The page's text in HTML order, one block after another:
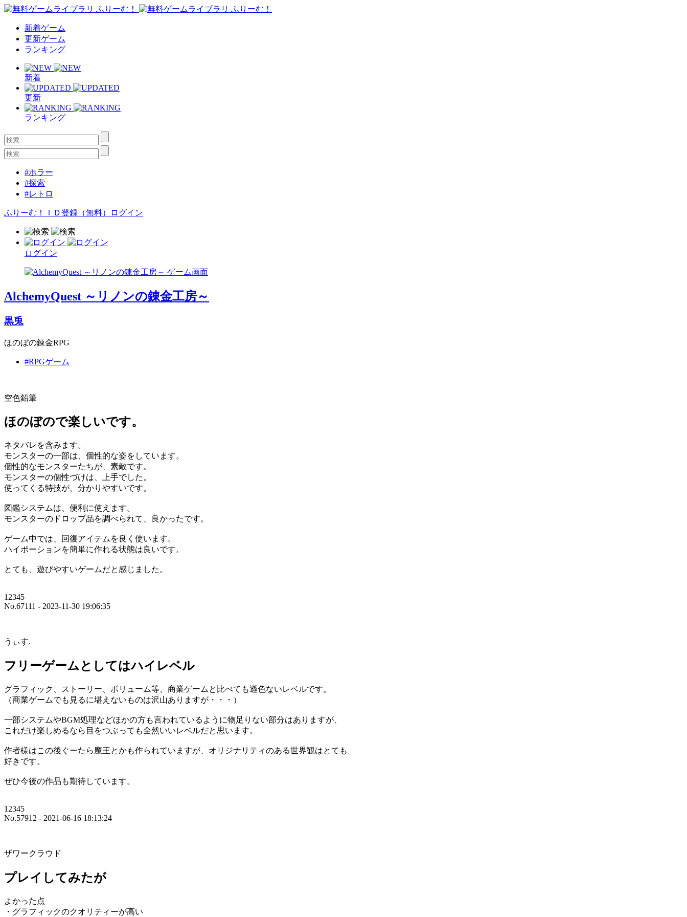
新着ゲーム
更新ゲーム
ランキング
新着
更新
ランキング
#ホラー
#探索
#レトロ
ふりーむ！ＩＤ登録（無料） ログイン
ログイン
AlchemyQuest ～リノンの錬金工房～
黒兎
ほのぼの錬金RPG
#RPGゲーム
空色鉛筆
ほのぼので楽しいです。
ネタバレを含みます。
モンスターの一部は、個性的な姿をしています。
個性的なモンスターたちが、素敵です。
モンスターの個性づけは、上手でした。
使ってくる特技が、分かりやすいです。
図鑑システムは、便利に使えます。
モンスターのドロップ品を調べられて、良かったです。
ゲーム中では、回復アイテムを良く使います。
ハイポーションを簡単に作れる状態は良いです。
とても、遊びやすいゲームだと感じました。
12345
No.67111 - 2023-11-30 19:06:35
うぃす.
フリーゲームとしてはハイレベル
グラフィック、ストーリー、ボリューム等、商業ゲームと比べても遜色ないレベルです。
（商業ゲームでも見るに堪えないものは沢山ありますが・・・）
一部システムやBGM処理などほかの方も言われているように物足りない部分はありますが、
これだけ楽しめるなら目をつぶっても全然いいレベルだと思います。
作者様はこの後ぐーたら魔王とかも作られていますが、オリジナリティのある世界観はとても
好きです。
ぜひ今後の作品も期待しています。
12345
No.57912 - 2021-06-16 18:13:24
ザワークラウド
プレイしてみたが
よかった点
・グラフィックのクオリティーが高い